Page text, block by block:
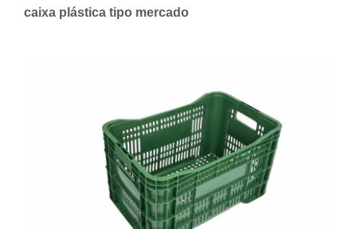
caixa plástica tipo mercado